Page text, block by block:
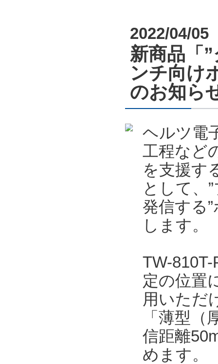
2022/04/05
新商品「
ンチ向け
のお知ら
ヘルツ電
工程など
を支援す
として、
発信する
します。
TW-
定の位置
用いただ
「薄型
信距離
めます。